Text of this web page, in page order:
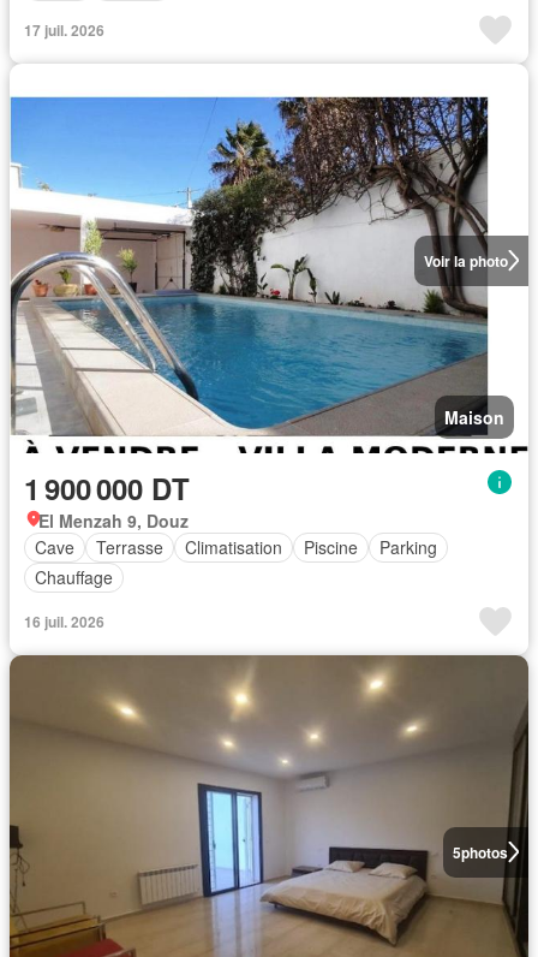
17 juil. 2026
Voir la photo
Maison
1 900 000 DT
El Menzah 9, Douz
Cave
Terrasse Climatisation Piscine
Parking
Chauffage
16 juil. 2026
5photos